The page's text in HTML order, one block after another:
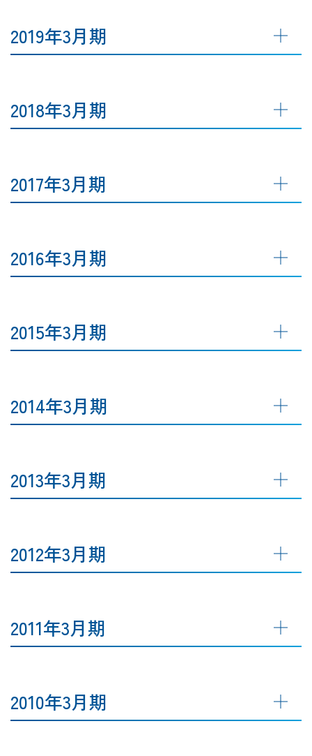
2019年3月期
2018年3月期
2017年3月期
2016年3月期
2015年3月期
2014年3月期
2013年3月期
2012年3月期
2011年3月期
2010年3月期